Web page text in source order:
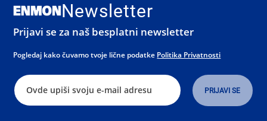
Newsletter
Prijavi se za naš besplatni newsletter
Pogledaj kako čuvamo tvoje lične podatke Politika Privatnosti